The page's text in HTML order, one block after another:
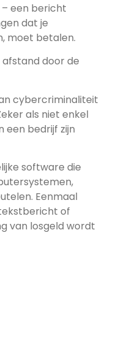
een bericht
dat je
moet betalen.
door de
cybercriminaliteit
als niet enkel
een bedrijf zijn
software die
Eenmaal
of
van losgeld wordt